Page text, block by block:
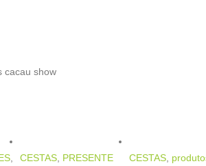
cacau show
CESTAS PRESENTE
CESTAS